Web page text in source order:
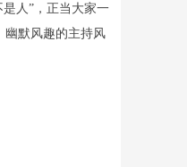
人”，正当大家一
幽默风趣的主持风